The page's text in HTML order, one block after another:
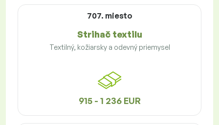
707. miesto
Strihač textilu
Textilný, kožiarsky a odevný priemysel
915 - 1 236 EUR